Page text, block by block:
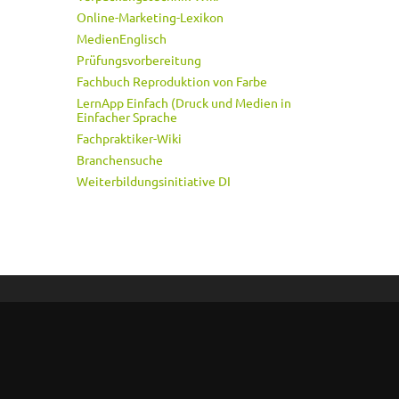
Online-Marketing-Lexikon
MedienEnglisch
Prüfungsvorbereitung
Fachbuch Reproduktion von Farbe
LernApp Einfach (Druck und Medien in
Einfacher Sprache
Fachpraktiker-Wiki
Branchensuche
Weiterbildungsinitiative DI